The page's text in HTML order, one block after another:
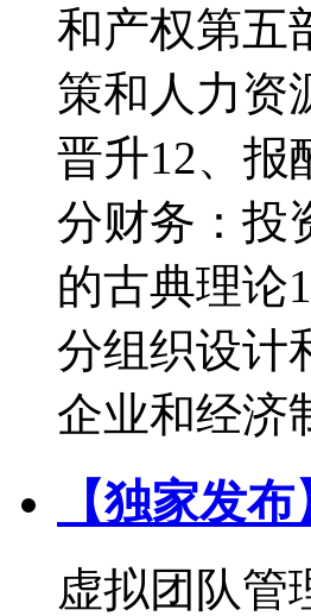
和产权第五
策和人力资
晋升12、报
分财务：投
的古典理论
分组织设计
企业和经济
【独家发
虚拟团队管